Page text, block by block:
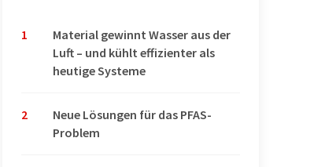
1
Material gewinnt Wasser aus der
Luft – und kühlt effizienter als
heutige Systeme
2
Neue Lösungen für das PFAS-
Problem